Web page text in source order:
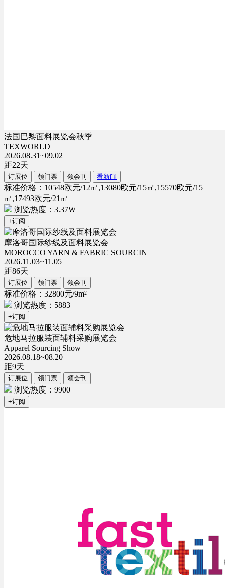
法国巴黎面料展览会秋季
TEXWORLD
2026.08.31~09.02
距22天
订展位 领门票 领会刊 看新闻
标准价格：10548欧元/12㎡,13080欧元/15㎡,15570欧元/15
㎡,17493欧元/21㎡
浏览热度：3.37W
+订阅
摩洛哥国际纱线及面料展览会
MOROCCO YARN & FABRIC SOURCIN
2026.11.03~11.05
距86天
订展位 领门票 领会刊
标准价格：32800元/9m²
浏览热度：5883
+订阅
危地马拉服装面辅料采购展览会
Apparel Sourcing Show
2026.08.18~08.20
距9天
订展位 领门票 领会刊
浏览热度：9900
+订阅